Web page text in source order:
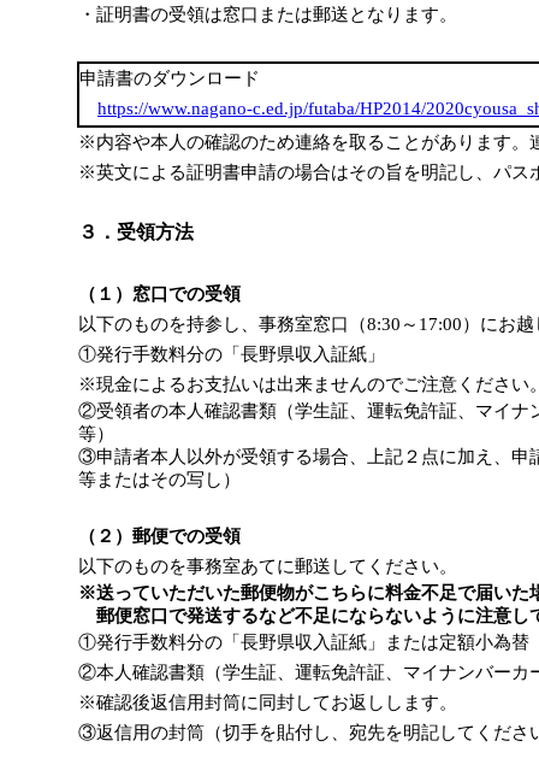
・証明書の受領は窓口または郵送となります。
申請書のダウンロード
https://www.nagano-c.ed.jp/futaba/HP2014/
※内容や本人の確認のため連絡を取ることがあります。
※英文による証明書申請の場合はその旨を明記し、パ
３．受領方法
（１）窓口での受領
以下のものを持参し、事務室窓口（8:30～17:00）にお
①発行手数料分の「長野県収入証紙」
※現金によるお支払いは出来ませんのでご注意ください
②受領者の本人確認書類（学生証、運転免許証、マイナ
等）
③申請者本人以外が受領する場合、上記２点に加え、申
等またはその写し）
（２）郵便での受領
以下のものを事務室あてに郵送してください。
※送っていただいた郵便物がこちらに料金不足で届いた
郵便窓口で発送するなど不足にならないように注意し
①発行手数料分の「長野県収入証紙」または定額小為替
②本人確認書類（学生証、運転免許証、マイナンバーカ
※確認後返信用封筒に同封してお返しします。
③返信用の封筒（切手を貼付し、宛先を明記してくださ